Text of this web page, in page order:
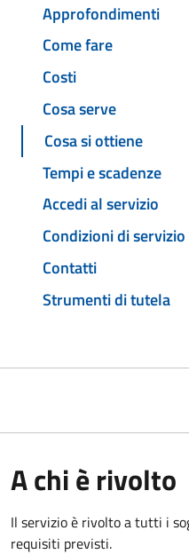
Approfondimenti
Come fare
Costi
Cosa serve
Cosa si ottiene
Tempi e scadenze
Accedi al servizio
Condizioni di servizio
Contatti
Strumenti di tutela
A chi è rivolto
Il servizio è rivolto a tutti i
requisiti previsti.